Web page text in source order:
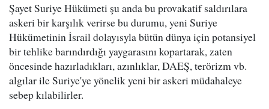
Şayet Suriye Hükümeti şu anda bu provakatif saldırılara
askeri bir karşılık verirse bu durumu, yeni Suriye
Hükümetinin İsrail dolayısyla bütün dünya için potansiyel
bir tehlike barındırdığı yaygarasını kopartarak, zaten
öncesinde hazırladıkları, azınlıklar, DAEŞ, terörizm vb.
algılar ile Suriye'ye yönelik yeni bir askeri müdahaleye
sebep kılabilirler.